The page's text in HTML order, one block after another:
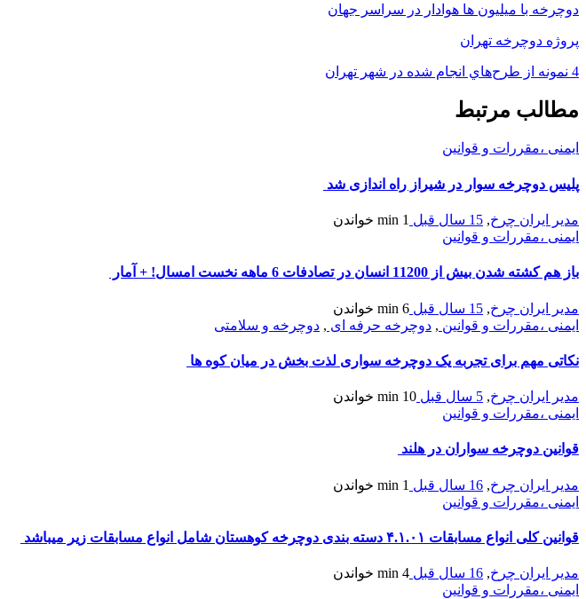
دوچرخه با ميليون ها هوادار در سراسر جهان
پروژه دوچرخه تهران
4 نمونه از طرح‌هاي انجام شده در شهر تهران
مطالب مرتبط
ایمنی ،مقررات و قوانین
پلیس دوچرخه سوار در شیراز راه اندازی شد
مدیر ایران چرخ, 15 سال قبل 1 min
خواندن
ایمنی ،مقررات و قوانین
باز هم کشته شدن بیش از 11200 انسان در تصادفات 6 ماهه نخست امسال! + آمار
مدیر ایران چرخ, 15 سال قبل 6 min
خواندن
ایمنی ،مقررات و قوانین , دوچرخه حرفه ای , دوچرخه و سلامتی
نکاتی مهم برای تجربه یک دوچرخه سواری لذت بخش در میان کوه ها
مدیر ایران چرخ, 5 سال قبل 10 min
خواندن
ایمنی ،مقررات و قوانین
قوانین دوچرخه سواران در هلند
مدیر ایران چرخ, 16 سال قبل 1 min
خواندن
ایمنی ،مقررات و قوانین
قوانین کلی انواع مسابقات ۴.۱.۰۱ دسته بندی دوچرخه کوهستان شامل انواع مسابقات زیر میباشد
مدیر ایران چرخ, 16 سال قبل 4 min
خواندن
ایمنی ،مقررات و قوانین